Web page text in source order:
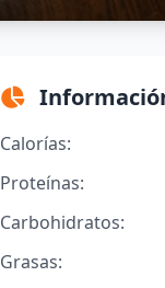
Calorías:
Proteínas:
Carbohidratos:
Grasas: